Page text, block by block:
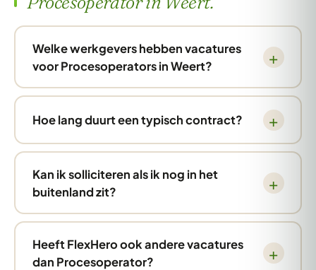
Welke werkgevers hebben vacatures
voor Procesoperators in Weert?
Hoe lang duurt een typisch contract?
Kan ik solliciteren als ik nog in het
buitenland zit?
Heeft FlexHero ook andere vacatures
dan Procesoperator?